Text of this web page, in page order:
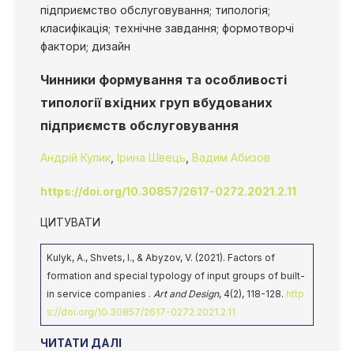
підприємство обслуговування; типологія;
класифікація; технічне завдання; формотворчі
фактори; дизайн
Чинники формування та особливості
типології вхідних груп вбудованих
підприємств обслуговування
Андрій Кулик Ірина Швець Вадим Абизов
https://doi.org/10.30857/2617-0272.2021.2.11
ЦИТУВАТИ
Kulyk, A., Shvets, I., & Abyzov, V. (2021). Factors of
formation and special typology of input groups of built-
in service companies . Art and Design, 4(2), 118-128. http
s://doi.org/10.30857/2617-0272.2021.2.11
ЧИТАТИ ДАЛІ